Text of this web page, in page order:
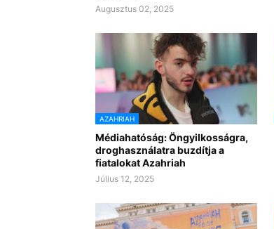
Augusztus 02, 2025
AZAHRIAH
Médiahatóság: Öngyilkosságra,
droghasználatra buzdítja a
fiatalokat Azahriah
Július 12, 2025